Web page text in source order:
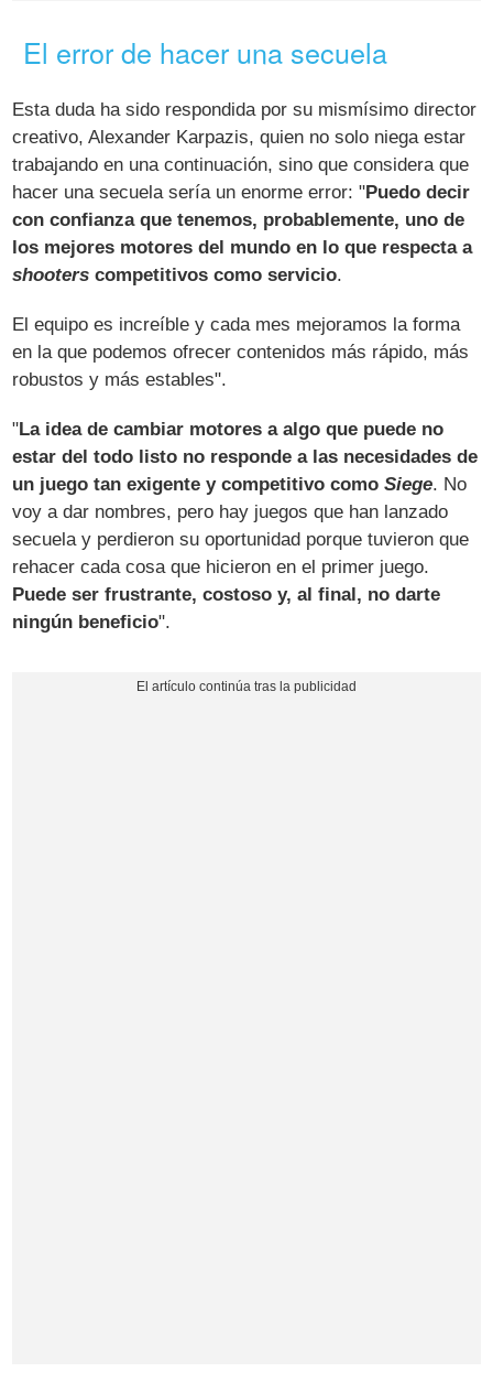
El error de hacer una secuela
Esta duda ha sido respondida por su mismísimo director
creativo, Alexander Karpazis, quien no solo niega estar
trabajando en una continuación, sino que considera que
hacer una secuela sería un enorme error: "Puedo decir
con confianza que tenemos, probablemente, uno de
los mejores motores del mundo en lo que respecta a
shooters competitivos como servicio.
El equipo es increíble y cada mes mejoramos la forma
en la que podemos ofrecer contenidos más rápido, más
robustos y más estables".
"La idea de cambiar motores a algo que puede no
estar del todo listo no responde a las necesidades de
un juego tan exigente y competitivo comoSiege. No
voy a dar nombres, pero hay juegos que han lanzado
secuela y perdieron su oportunidad porque tuvieron que
rehacer cada cosa que hicieron en el primer juego.
Puede ser frustrante, costoso y, al final, no darte
ningún beneficio".